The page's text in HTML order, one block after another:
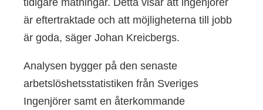
är eftertraktade och att möjligheterna till jobb
är goda, säger Johan Kreicbergs.
Analysen bygger på den senaste
arbetslöshetsstatistiken från Sveriges
Ingenjörer samt en återkommande